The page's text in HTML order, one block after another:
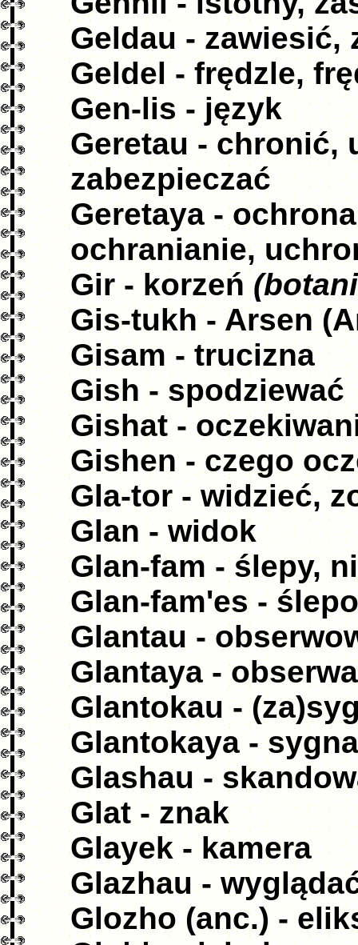
Geldau - zawiesić,
Geldel - frędzle,
Gen-lis - język
Geretau - chronić,
zabezpieczać
Geretaya -
ochranianie,
Gir - korzeń
Gis-tukh - Arsen
Gisam - trucizna
Gish - spodziewać
Gishat -
Gishen - czego
Gla-tor - widzieć,
Glan - widok
Glan-fam - ślepy,
Glan-fam'es -
Glantau -
Glantaya -
Glantokau -
Glantokaya -
Glashau -
Glat - znak
Glayek - kamera
Glazhau -
Glozho (anc.) -